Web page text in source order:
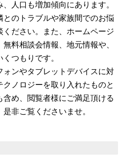
人口も増加傾向にあります。
のトラブルや家族間でのお悩
ださい。また、ホームページ
料相談会情報、地元情報や、
つもりです。
ンやタブレットデバイスに対
ノロジーを取り入れたものと
め、閲覧者様にご満足頂ける
非ご覧くださいませ。